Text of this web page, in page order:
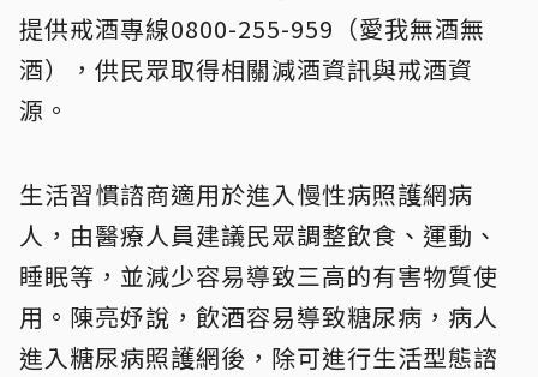
提供戒酒專線0800-255-959（愛我無酒無
酒），供民眾取得相關減酒資訊與戒酒資
源。
生活習慣諮商適用於進入慢性病照護網病
人，由醫療人員建議民眾調整飲食、運動、
睡眠等，並減少容易導致三高的有害物質使
用。陳亮妤說，飲酒容易導致糖尿病，病人
進入糖尿病照護網後，除可進行生活型態諮